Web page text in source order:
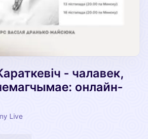
- чалавек,
онлайн-
Live